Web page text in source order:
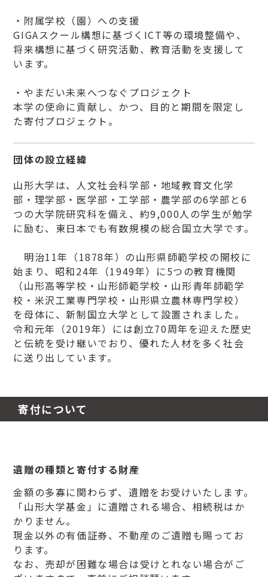
・附属学校（園）への支援
GIGAスクール構想に基づくICT等の環境整備や、
将来構想に基づく研究活動、教育活動を支援して
います。
・やまだい未来へつなぐプロジェクト
本学の使命に貢献し、かつ、目的と期間を限定し
た寄付プロジェクト。
団体の設立経緯
山形大学は、人文社会科学部・地域教育文化学
部・理学部・医学部・工学部・農学部の6学部と6
つの大学院研究科を備え、約9,000人の学生が勉学
に励む、東日本でも有数規模の総合国立大学です。
明治11年（1878年）の山形県師範学校の開校に
始まり、昭和24年（1949年）に5つの教育機関
（山形高等学校・山形師範学校・山形青年師範学
校・米沢工業専門学校・山形県立農林専門学校）
を母体に、新制国立大学として設置されました。
令和元年（2019年）には創立70周年を迎えた歴史
と伝統を受け継いでおり、優れた人材を多く社会
に送り出しています。
寄付について
遺贈の種類と寄付する財産
金額の多寡に関わらず、遺贈をお受けいたします。
「山形大学基金」に遺贈される場合、相続税はか
かりません。
現金以外の有価証券、不動産のご遺贈も賜ってお
ります。
なお、売却が困難な場合は受けとれない場合がご